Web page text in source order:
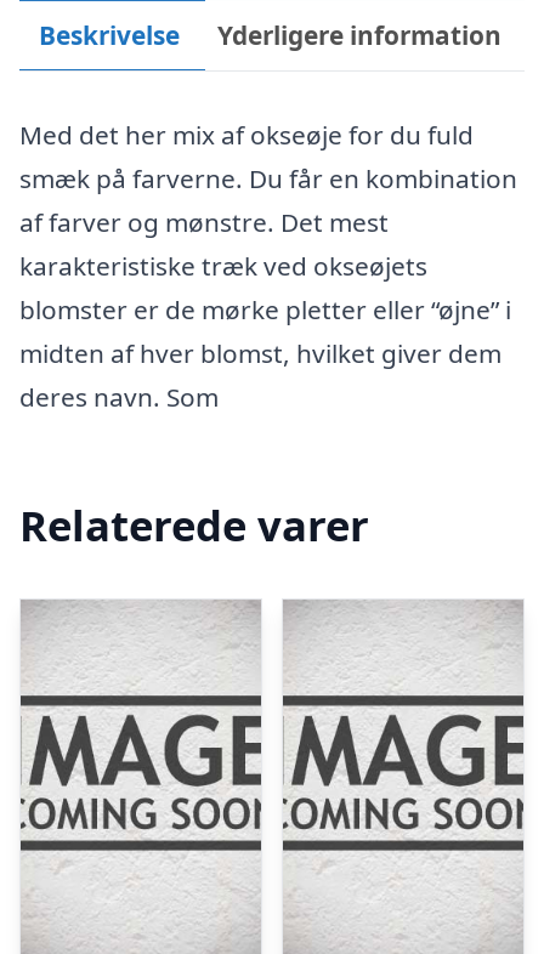
Beskrivelse Yderligere information
Med det her mix af okseøje for du fuld
smæk på farverne. Du får en kombination
af farver og mønstre. Det mest
karakteristiske træk ved okseøjets
blomster er de mørke pletter eller “øjne” i
midten af hver blomst, hvilket giver dem
deres navn. Som
Relaterede varer